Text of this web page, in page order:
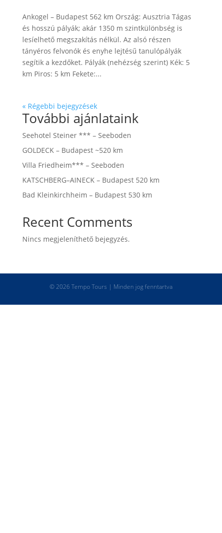
Ankogel – Budapest 562 km Ország: Ausztria Tágas
és hosszú pályák; akár 1350 m szintkülönbség is
lesíelhető megszakítás nélkül. Az alsó részen
tányéros felvonók és enyhe lejtésű tanulópályák
segítik a kezdőket. Pályák (nehézség szerint) Kék: 5
km Piros: 5 km Fekete:...
« Régebbi bejegyzések
További ajánlataink
Seehotel Steiner *** – Seeboden
GOLDECK – Budapest ~520 km
Villa Friedheim*** – Seeboden
KATSCHBERG–AINECK – Budapest 520 km
Bad Kleinkirchheim – Budapest 530 km
Recent Comments
Nincs megjeleníthető bejegyzés.
© 2026 Tempo Tours | Minden jog fenntartva